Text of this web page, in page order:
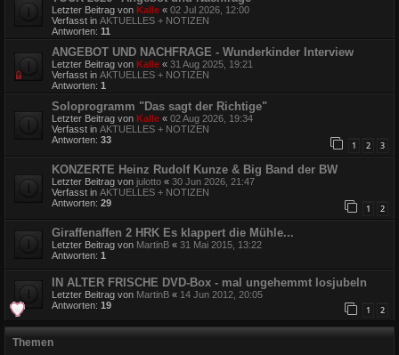
Letzter Beitrag von Kalle « 02 Jul 2026, 12:00
Verfasst in AKTUELLES + NOTIZEN
Antworten: 11
ANGEBOT UND NACHFRAGE - Wunderkinder Interview
Letzter Beitrag von Kalle « 31 Aug 2025, 19:21
Verfasst in AKTUELLES + NOTIZEN
Antworten: 1
Soloprogramm "Das sagt der Richtige"
Letzter Beitrag von Kalle « 02 Aug 2026, 19:34
Verfasst in AKTUELLES + NOTIZEN
Antworten: 33 1 2 3
KONZERTE Heinz Rudolf Kunze & Big Band der BW
Letzter Beitrag von julotto « 30 Jun 2026, 21:47
Verfasst in AKTUELLES + NOTIZEN
Antworten: 29 1 2
Giraffenaffen 2 HRK Es klappert die Mühle...
Letzter Beitrag von MartinB « 31 Mai 2015, 13:22
Antworten: 1
IN ALTER FRISCHE DVD-Box - mal ungehemmt losjubeln
Letzter Beitrag von MartinB « 14 Jun 2012, 20:05
Antworten: 19 1 2
Themen